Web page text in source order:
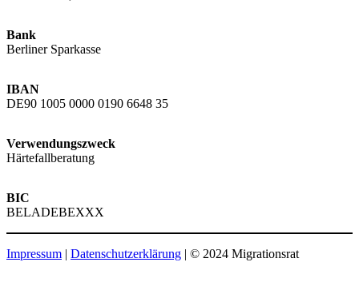
Bank
Berliner Sparkasse
IBAN
DE90 1005 0000 0190 6648 35
Verwendungszweck
Härtefallberatung
BIC
BELADEBEXXX
Impressum | Datenschutzerklärung | © 2024 Migrationsrat